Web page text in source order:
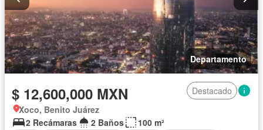
Departamento
$ 12,600,000 MXN
Destacado
Xoco, Benito Juárez
2 Recámaras
2 Baños
100 m²